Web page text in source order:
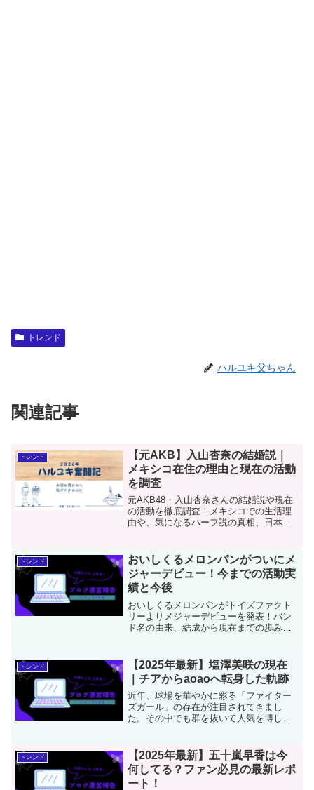
トレンド
ハルユキ父ちゃん
関連記事
トレンド
【元AKB】入山杏奈の結婚説｜
メキシコ在住の理由と現在の活動
を調査
元AKB48・入山杏奈さんの結婚説や現在
の活動を徹底調査！メキシコでの生活理
由や、気になるハーフ説の真相、日本と
を経て、女優として進化を続ける彼女の
最新情報をチェック。
トレンド
おいしくるメロンパンがついにメ
ジャーデビュー！今までの活動実
績と今後
おいしくるメロンパンがトイズファクト
リーよりメジャーデビューを発表！バン
ド名の由来、結成から現在までの歩み、
く解説。
トレンド
【2025年最新】塩澤美咲の現在
｜チアからaoaoへ転身した軌跡
近年、球場を華やかに彩る「ファイター
ズガール」の存在が注目されてきまし
た。その中でも群を抜いて人気を博して
躍していた塩澤美咲さんです。愛らしい
ルックスとキレのあるパ...
トレンド
【2025年最新】五十嵐早香は今
何してる？ファン必見の最新レポ
ート！